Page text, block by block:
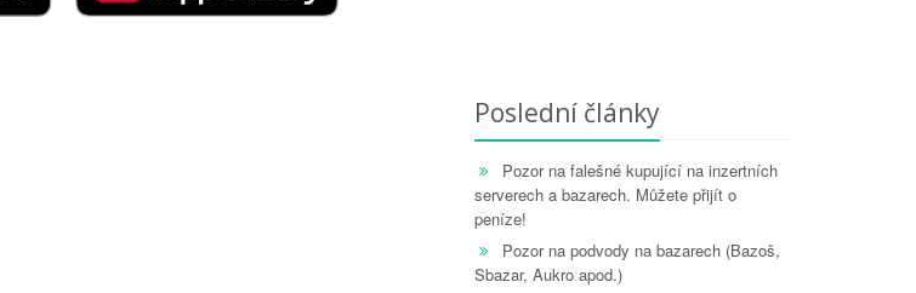
Poslední články
Pozor na falešné kupující na inzertních
serverech a bazarech. Můžete přijít o
peníze!
Pozor na podvody na bazarech (Bazoš,
Sbazar, Aukro apod.)